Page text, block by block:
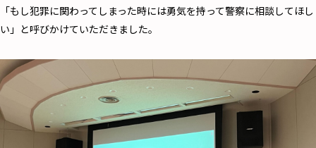
「もし犯罪に関わってしまった時には勇気を持って警察に相談してほし
い」と呼びかけていただきました。